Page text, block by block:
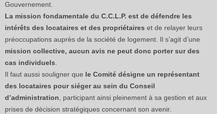
Gouvernement.
La mission fondamentale du C.C.L.P. est de défendre les
intérêts des locataires et des propriétaires et de relayer leurs
préoccupations auprès de la société de logement. Il s’agit d’une
mission collective, aucun avis ne peut donc porter sur des
cas individuels
Il faut aussi souligner que le Comité désigne un représentant
des locataires pour siéger au sein du Conseil
d’administration , participant ainsi pleinement à sa gestion et aux
prises de décision stratégiques concernant son avenir.